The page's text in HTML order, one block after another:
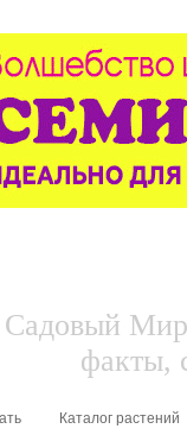
Садовый
факты,
Каталог растений